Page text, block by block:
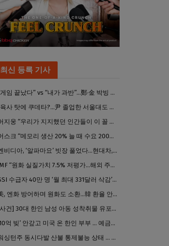
최신 등록 기사
“게임 끝났다” vs “내가 과반”…鄭·金 박빙 전대 서로 우위 주장
“육사 탓에 쿠데타?…尹 졸업한 서울대도 없애야 하나”
허지웅 “우리가 지지했던 인간들이 이 꼴 만들었다”
머스크 “메모리 생산 20% 늘 때 수요 200% 증가” … 반도체 매출 1조달러 눈 앞
엔비디아, ‘알파마요’ 빗장 풀었다…현대차, 자율주행 속도내나
IMF “원화 실질가치 7.5% 저평가…해외 주식투자 영향”
SSI 수급자 40만 명 ‘월 최대 331달러 삭감’ 위기…10만 명은 수급자격 상실
美, 엔화 방어하며 원화도 소환…韓 환율 안정 ‘우군’ 되나
[사건] 30대 한인 남성 아동 성착취물 유포 혐의로 체포
’10억 빚’ 안갚고 미국 온 한인 부부 … 예금보험공사, 미국서 소송
워싱턴주 동시다발 산불 통제불능 상태 … 이재민 수십만명